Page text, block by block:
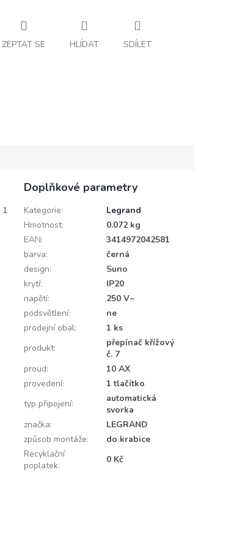
ZEPTAT SE HLÍDAT SDÍLET
1
Doplňkové parametry
Kategorie:
Legrand
Hmotnost:
0.072 kg
EAN:
3414972042581
barva:
černá
design:
Suno
krytí:
IP20
napětí:
250 V~
podsvětlení:
ne
prodejní obal:
1 ks
produkt:
přepínač křížový
č. 7
proud:
10 AX
provedení:
1 tlačítko
typ připojení:
automatická
svorka
značka:
LEGRAND
způsob montáže:
do krabice
Recyklační
poplatek:
0 Kč